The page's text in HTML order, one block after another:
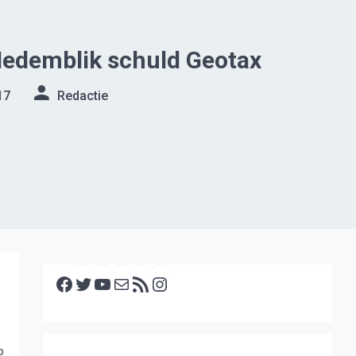
schuld Geotax
Redactie
Facebook Twitter YouTube E-mail RSS feed